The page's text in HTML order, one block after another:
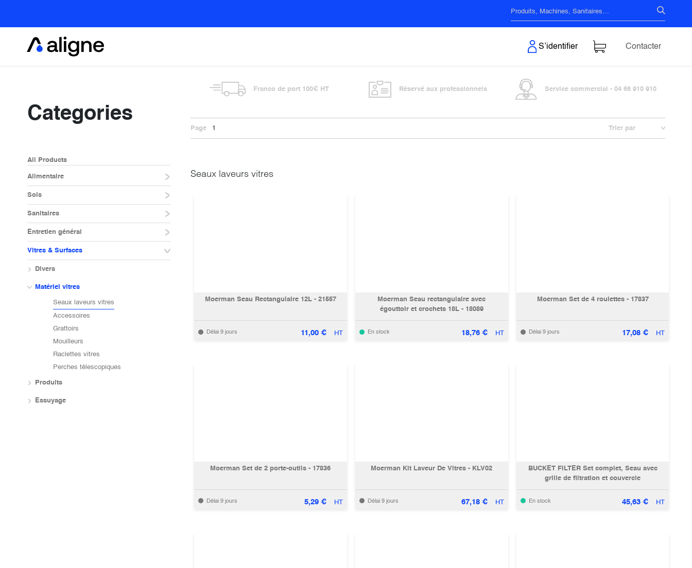
S’identifier Contacter
Categories
All Products
Alimentaire
Sols
Sanitaires
Entretien général
Vitres & Surfaces
Divers
Matériel vitres
Seaux laveurs vitres
Accessoires
Grattoirs
Mouilleurs
Raclettes vitres
Perches télescopiques
Produits
Essuyage
Franco de port 100€ HT Réservé aux professionnels Service commercial - 04 66 910 910
Page 1 Trier par
Seaux laveurs vitres
Moerman Seau Rectangulaire 12L - 21557
Délai 9 jours 11,00€ HT
Moerman Seau rectangulaire avec
égouttoir et crochets 18L - 18089
En stock 18,76€ HT
Moerman Set de 4 roulettes - 17837
Délai 9 jours 17,08 € HT
Moerman Set de 2 porte-outils - 17836
Délai 9 jours 5,29€ HT
Moerman Kit Laveur De Vitres - KLV02
Délai 9 jours 67,18€ HT
BUCKET FILTER Set complet, Seau avec
grille de filtration et couvercle
En stock 45,63 € HT